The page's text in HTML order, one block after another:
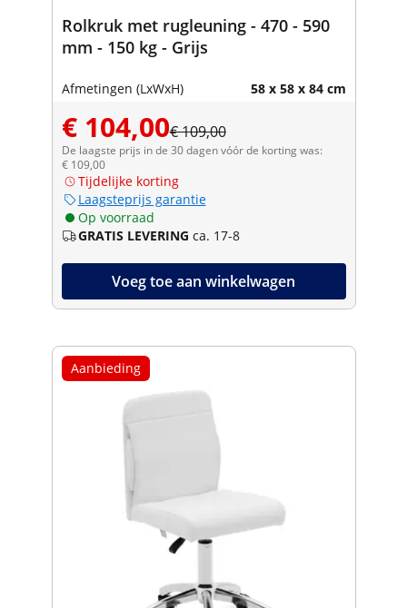
Rolkruk met rugleuning - 470 - 590
mm - 150 kg - Grijs
Afmetingen (LxWxH) 58 x 58 x 84 cm
€ 104,00€ 109,00
De laagste prijs in de 30 dagen vóór de korting was:
€ 109,00
Tijdelijke korting
Laagsteprijs garantie
Op voorraad
GRATIS LEVERING ca. 17-8
Voeg toe aan winkelwagen
Aanbieding